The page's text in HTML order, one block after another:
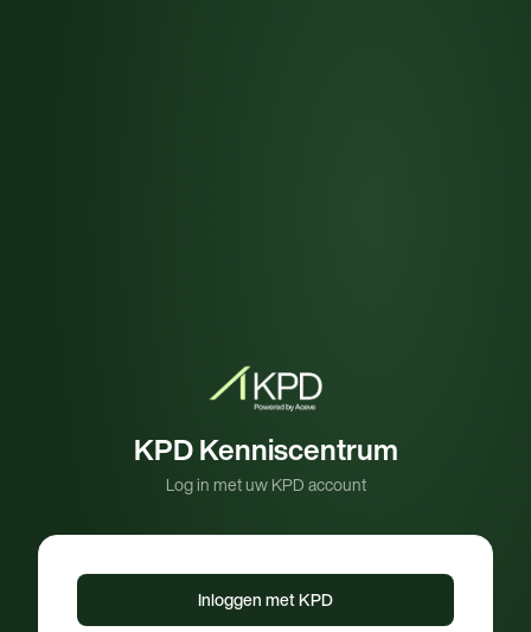
KPD Kenniscentrum
Log in met uw KPD account
Inloggen met KPD